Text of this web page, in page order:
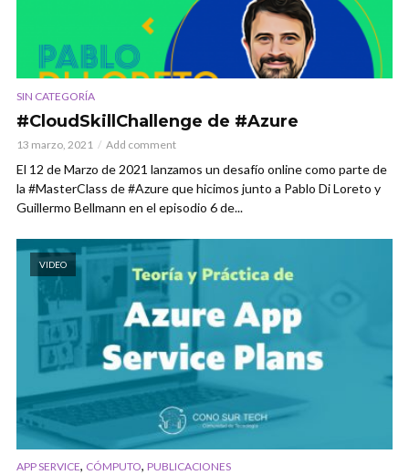
SIN CATEGORÍA
#CloudSkillChallenge de #Azure
13 marzo, 2021 Add comment
El 12 de Marzo de 2021 lanzamos un desafío online como parte de
la #MasterClass de #Azure que hicimos junto a Pablo Di Loreto y
Guillermo Bellmann en el episodio 6 de...
VIDEO
APP SERVICE, CÓMPUTO, PUBLICACIONES